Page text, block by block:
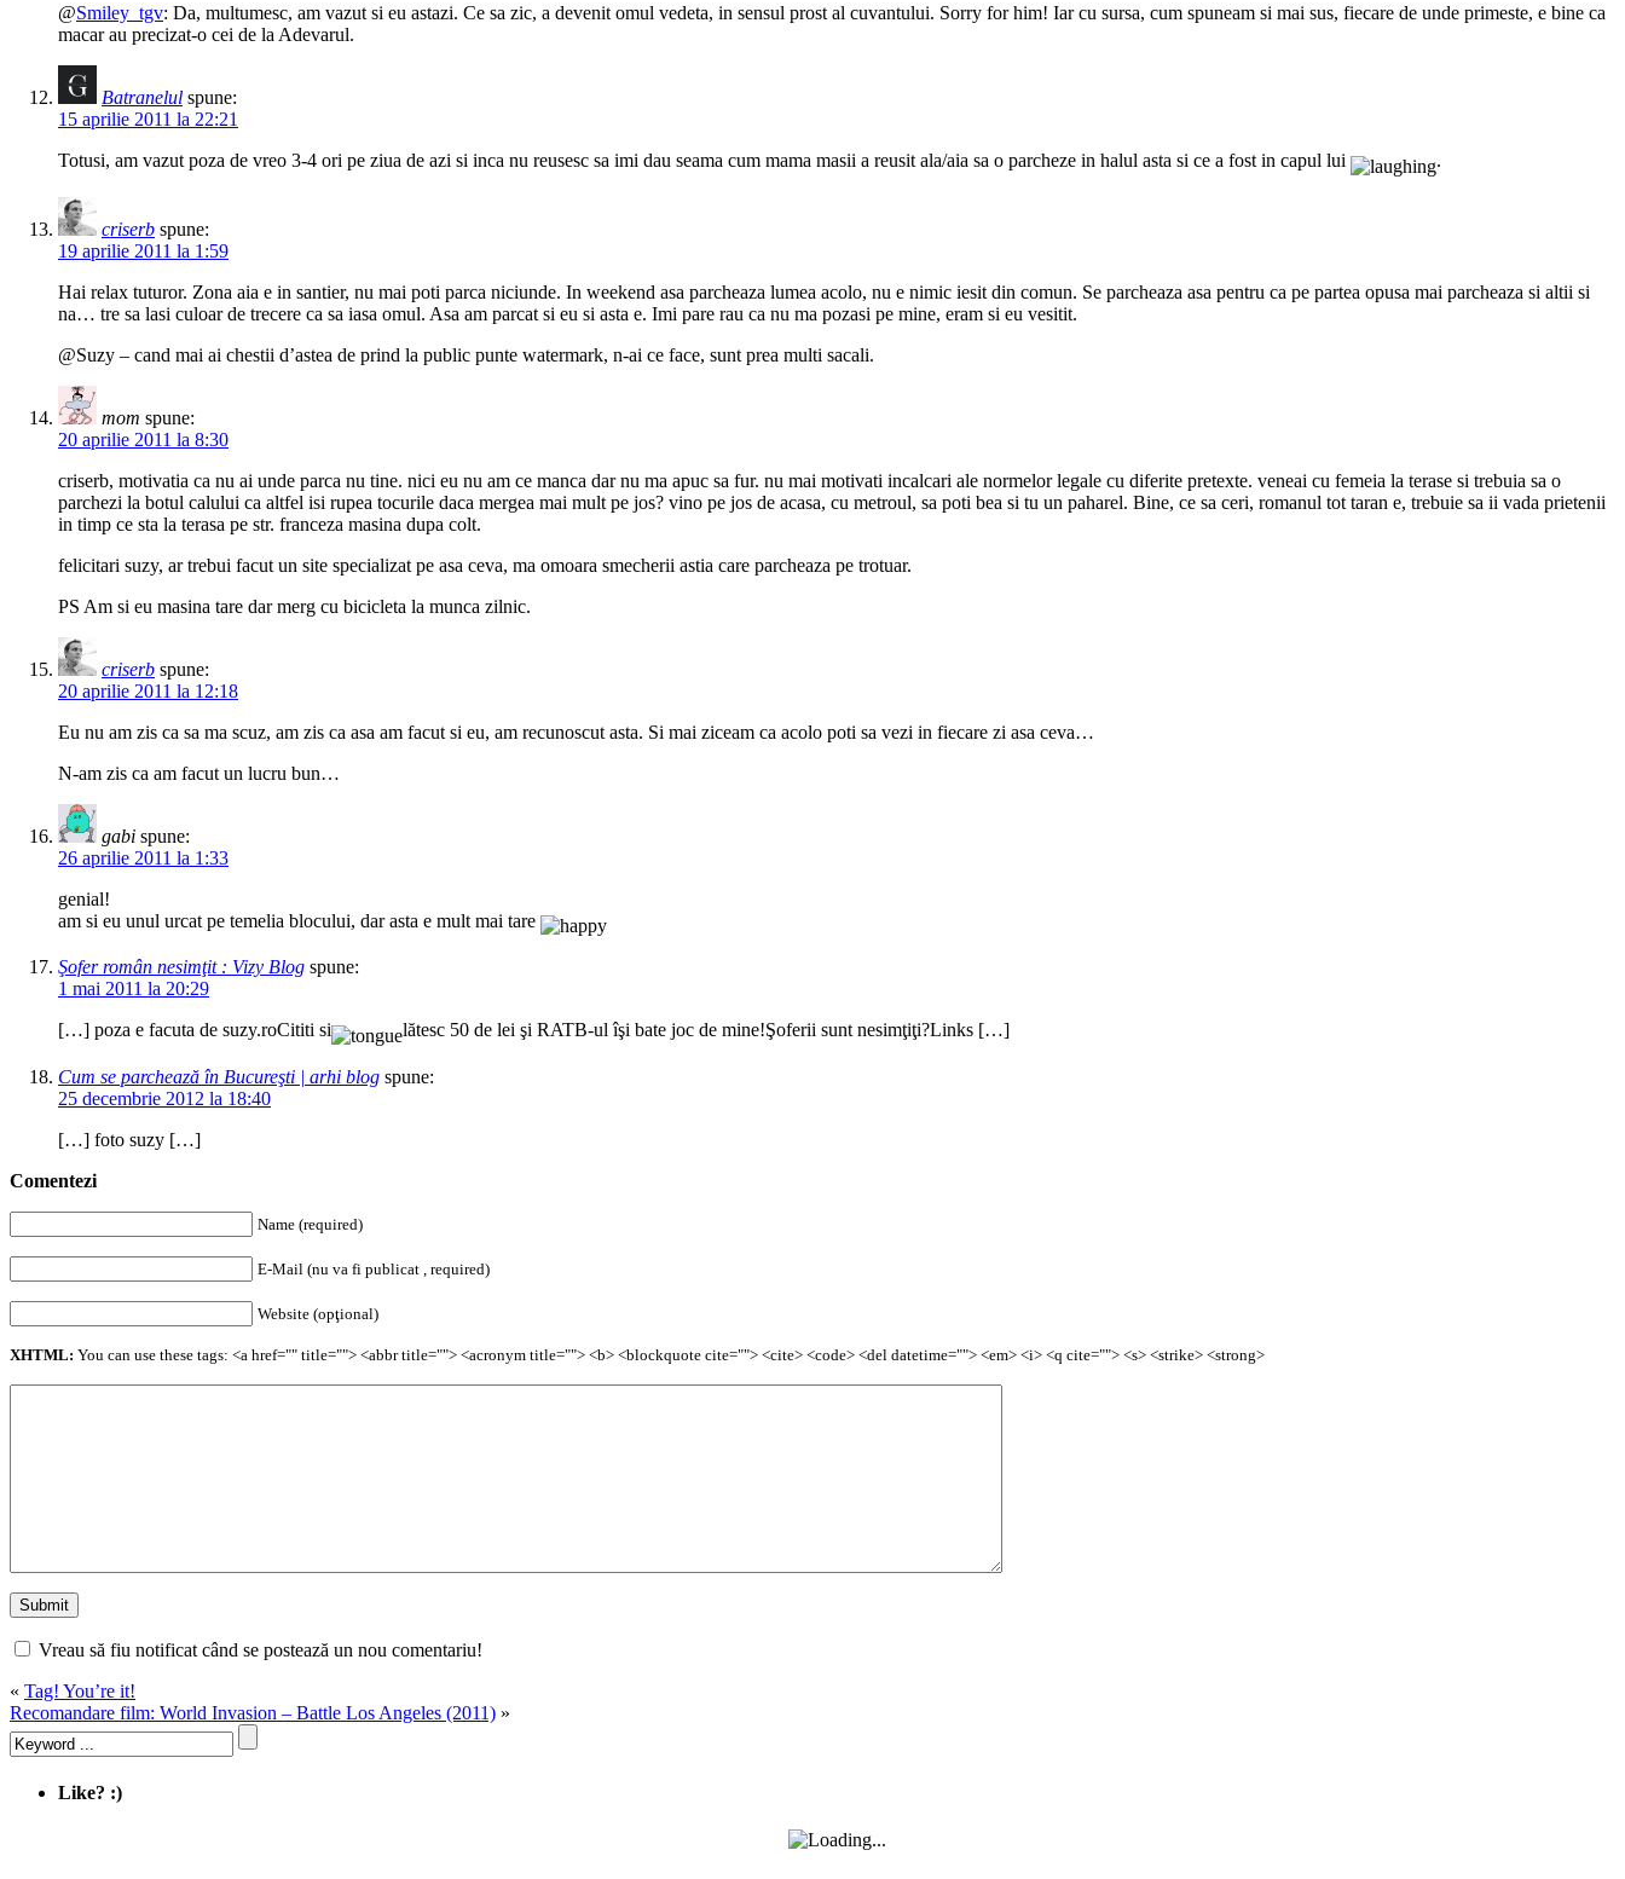
@Smiley_tgv: Da, multumesc, am vazut si eu astazi. Ce sa zic, a devenit omul vedeta, in sensul prost al cuvantului. Sorry for him! Iar cu sursa, cum spuneam si mai sus, fiecare de unde primeste, e bine ca
macar au precizat-o cei de la Adevarul.
Batranelul spune:
15 aprilie 2011 la 22:21
Totusi, am vazut poza de vreo 3-4 ori pe ziua de azi si inca nu reusesc sa imi dau seama cum mama masii a reusit ala/aia sa o parcheze in halul asta si ce a fost in capul lui
.
criserb spune:
19 aprilie 2011 la 1:59
Hai relax tuturor. Zona aia e in santier, nu mai poti parca niciunde. In weekend asa parcheaza lumea acolo, nu e nimic iesit din comun. Se parcheaza asa pentru ca pe partea opusa mai parcheaza si altii si
na… tre sa lasi culoar de trecere ca sa iasa omul. Asa am parcat si eu si asta e. Imi pare rau ca nu ma pozasi pe mine, eram si eu vesitit.
@Suzy – cand mai ai chestii d’astea de prind la public punte watermark, n-ai ce face, sunt prea multi sacali.
mom spune:
20 aprilie 2011 la 8:30
criserb, motivatia ca nu ai unde parca nu tine. nici eu nu am ce manca dar nu ma apuc sa fur. nu mai motivati incalcari ale normelor legale cu diferite pretexte. veneai cu femeia la terase si trebuia sa o
parchezi la botul calului ca altfel isi rupea tocurile daca mergea mai mult pe jos? vino pe jos de acasa, cu metroul, sa poti bea si tu un paharel. Bine, ce sa ceri, romanul tot taran e, trebuie sa ii vada prietenii
in timp ce sta la terasa pe str. franceza masina dupa colt.
felicitari suzy, ar trebui facut un site specializat pe asa ceva, ma omoara smecherii astia care parcheaza pe trotuar.
PS Am si eu masina tare dar merg cu bicicleta la munca zilnic.
criserb spune:
20 aprilie 2011 la 12:18
Eu nu am zis ca sa ma scuz, am zis ca asa am facut si eu, am recunoscut asta. Si mai ziceam ca acolo poti sa vezi in fiecare zi asa ceva…
N-am zis ca am facut un lucru bun…
gabi spune:
26 aprilie 2011 la 1:33
genial!
am si eu unul urcat pe temelia blocului, dar asta e mult mai tare
Şofer român nesimţit : Vizy Blog spune:
1 mai 2011 la 20:29
[…] poza e facuta de suzy.roCititi si
lătesc 50 de lei şi RATB-ul îşi bate joc de mine!Şoferii sunt nesimţiţi?Links […]
Cum se parchează în Bucureşti | arhi blog spune:
25 decembrie 2012 la 18:40
[…] foto suzy […]
Comentezi
Name (required)
E-Mail (nu va fi publicat , required)
Website (opţional)
XHTML: You can use these tags: <a href="" title=""> <abbr title=""> <acronym title=""> <b> <blockquote cite=""> <cite> <code> <del datetime=""> <em> <i> <q cite=""> <s> <strike> <strong>
Vreau să fiu notificat când se postează un nou comentariu!
« Tag! You’re it!
Recomandare film: World Invasion – Battle Los Angeles (2011) »
Like? :)